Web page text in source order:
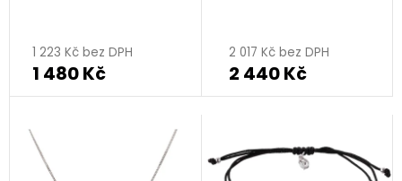
1 223 Kč bez DPH
1 480 Kč
2 017 Kč bez DPH
2 440 Kč